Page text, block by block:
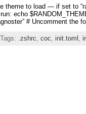
theme to load — if set to
echo
# Uncomment the
.zshrc, coc, init.toml ,